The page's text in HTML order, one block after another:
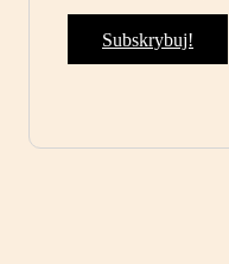
Subskrybuj!